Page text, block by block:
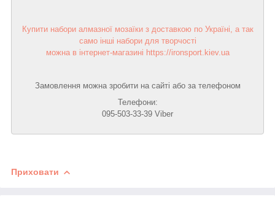
Купити набори алмазної мозаїки з доставкою по Україні, а так
само інші набори для творчості
можна в інтернет-магазині https://ironsport.kiev.ua
Замовлення можна зробити на сайті або за телефоном
Телефони:
095-503-33-39 Viber
Приховати